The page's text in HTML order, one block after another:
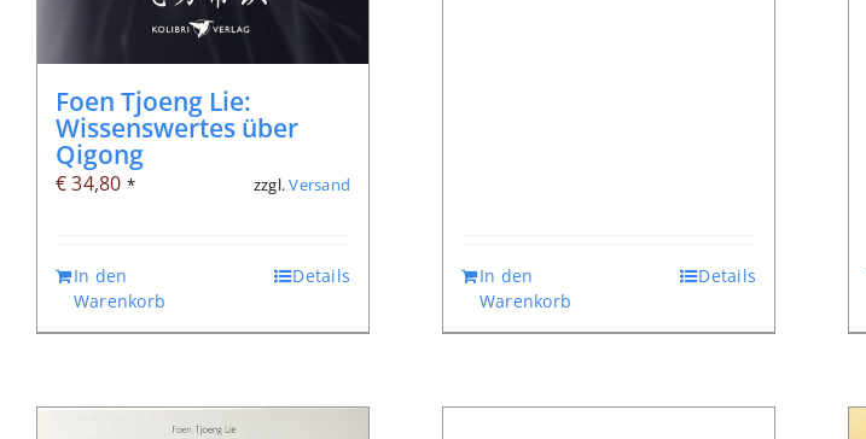
Foen Tjoeng Lie:
Wissenswertes über
Qigong
€34,80 * zzgl.Versand
In den
Warenkorb
Details
In den
Warenkorb
Details